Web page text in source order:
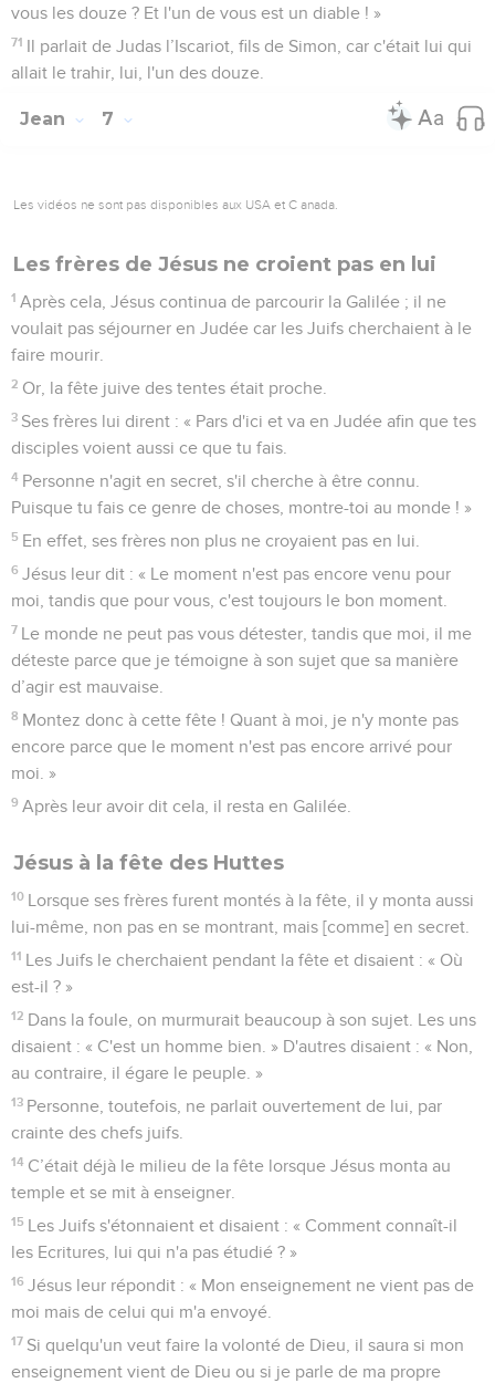
vous les douze ? Et l'un de vous est un diable ! »
71 Il parlait de Judas l’Iscariot, fils de Simon, car c'était lui qui
allait le trahir, lui, l'un des douze.
Jean 7
Les vidéos ne sont pas disponibles aux USA et C anada.
Les frères de Jésus ne croient pas en lui
1 Après cela, Jésus continua de parcourir la Galilée ; il ne
voulait pas séjourner en Judée car les Juifs cherchaient à le
faire mourir.
2 Or, la fête juive des tentes était proche.
3 Ses frères lui dirent : « Pars d'ici et va en Judée afin que tes
disciples voient aussi ce que tu fais.
4 Personne n'agit en secret, s'il cherche à être connu.
Puisque tu fais ce genre de choses, montre-toi au monde ! »
5 En effet, ses frères non plus ne croyaient pas en lui.
6 Jésus leur dit : « Le moment n'est pas encore venu pour
moi, tandis que pour vous, c'est toujours le bon moment.
7 Le monde ne peut pas vous détester, tandis que moi, il me
déteste parce que je témoigne à son sujet que sa manière
d’agir est mauvaise.
8 Montez donc à cette fête ! Quant à moi, je n'y monte pas
encore parce que le moment n'est pas encore arrivé pour
moi. »
9 Après leur avoir dit cela, il resta en Galilée.
Jésus à la fête des Huttes
10 Lorsque ses frères furent montés à la fête, il y monta aussi
lui-même, non pas en se montrant, mais [comme] en secret.
11 Les Juifs le cherchaient pendant la fête et disaient : « Où
est-il ? »
12 Dans la foule, on murmurait beaucoup à son sujet. Les uns
disaient : « C'est un homme bien. » D'autres disaient : « Non,
au contraire, il égare le peuple. »
13 Personne, toutefois, ne parlait ouvertement de lui, par
crainte des chefs juifs.
14 C’était déjà le milieu de la fête lorsque Jésus monta au
temple et se mit à enseigner.
15 Les Juifs s'étonnaient et disaient : « Comment connaît-il
les Ecritures, lui qui n'a pas étudié ? »
16 Jésus leur répondit : « Mon enseignement ne vient pas de
moi mais de celui qui m'a envoyé.
17 Si quelqu'un veut faire la volonté de Dieu, il saura si mon
enseignement vient de Dieu ou si je parle de ma propre